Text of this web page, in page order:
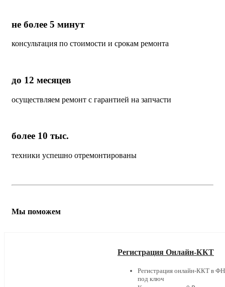
не более 5 минут
консультация по стоимости и срокам ремонта
до 12 месяцев
осуществляем ремонт с гарантией на запчасти
более 10 тыс.
техники успешно отремонтированы
Мы поможем
Регистрация Онлайн-ККТ
Регистрация онлайн-ККТ в
под ключ